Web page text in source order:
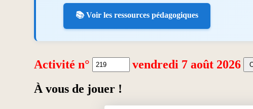
📚 Voir les ressources pédagogiques
Activité n°
vendredi 7 août 2026
À vous de jouer !